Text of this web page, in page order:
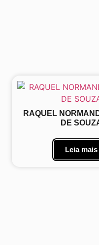
RAQUEL
DE
Leia mais